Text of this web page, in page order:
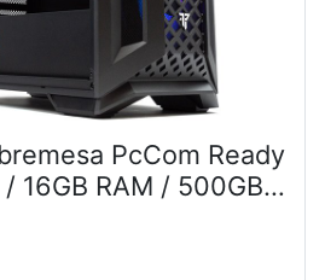
PcCom Ready
16GB RAM / 500GB
SUPER 6GB +
Gaming Negro